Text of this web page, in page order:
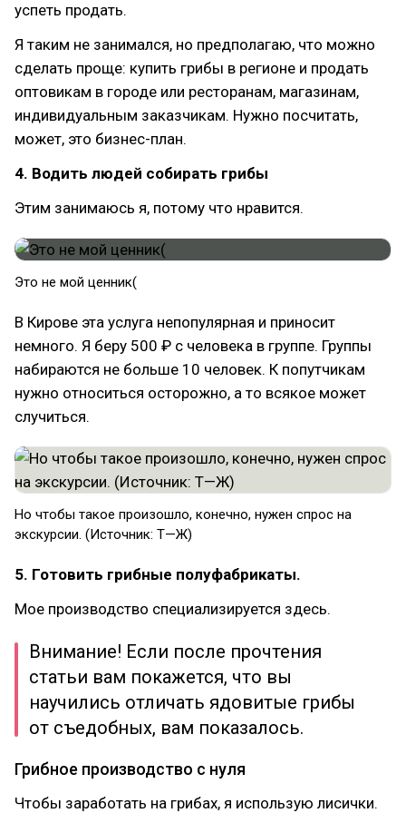
успеть продать.
Я таким не занимался, но предполагаю, что можно
сделать проще: купить грибы в регионе и продать
оптовикам в городе или ресторанам, магазинам,
индивидуальным заказчикам. Нужно посчитать,
может, это бизнес-план.
4. Водить людей собирать грибы
Этим занимаюсь я, потому что нравится.
Это не мой ценник(
В Кирове эта услуга непопулярная и приносит
немного. Я беру 500 ₽ с человека в группе. Группы
набираются не больше 10 человек. К попутчикам
нужно относиться осторожно, а то всякое может
случиться.
Но чтобы такое произошло, конечно, нужен спрос на
экскурсии. (Источник: Т—Ж)
5. Готовить грибные полуфабрикаты.
Мое производство специализируется здесь.
Внимание! Если после прочтения
статьи вам покажется, что вы
научились отличать ядовитые грибы
от съедобных, вам показалось.
Грибное производство с нуля
Чтобы заработать на грибах, я использую лисички.